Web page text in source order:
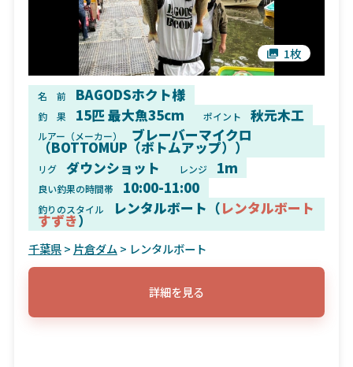
1枚
名 前 BAGODSホクト様
釣 果 15匹 最大魚35cm ポイント 秋元木工
ルアー（メーカー） ブレーバーマイクロ
（BOTTOMUP（ボトムアップ））
リグ ダウンショット レンジ 1m
良い釣果の時間帯 10:00-11:00
釣りのスタイル レンタルボート（レンタルボート
すずき）
千葉県> 片倉ダム > レンタルボート
詳細を見る